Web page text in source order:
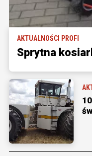
AKTUALNOŚCI PROFI
Sprytna